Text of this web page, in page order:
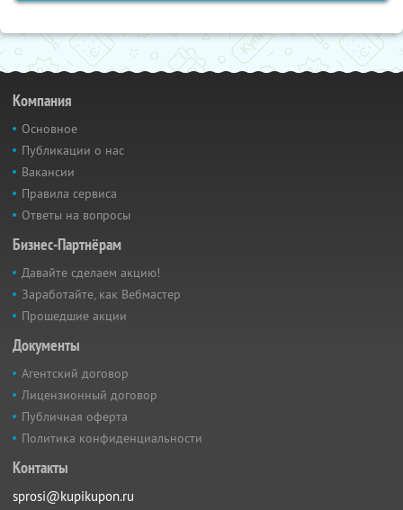
Компания
Основное
Публикации о нас
Вакансии
Правила сервиса
Ответы на вопросы
Бизнес-Партнёрам
Давайте сделаем акцию!
Заработайте, как Вебмастер
Прошедшие акции
Документы
Агентский договор
Лицензионный договор
Публичная оферта
Политика конфиденциальности
Контакты
sprosi@kupikupon.ru